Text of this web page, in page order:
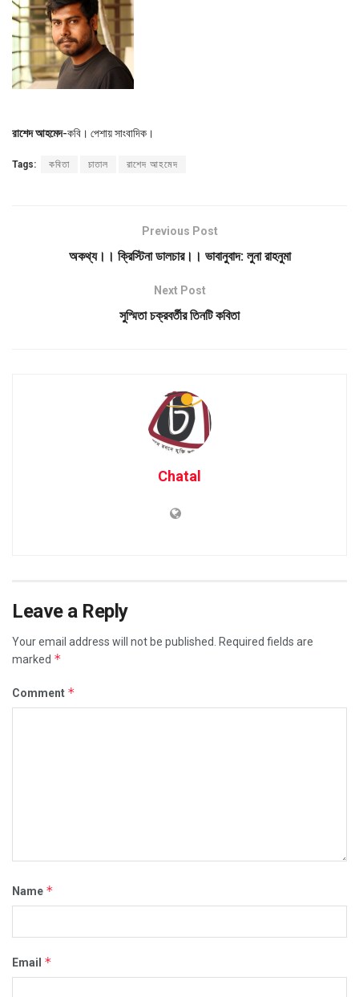
রাশেদ আহমেদ-কবি। পেশায় সাংবাদিক।
Tags: কবিতা চাতাল রাশেদ আহমেদ
Previous Post
অকথ্য।। ক্রিস্টিনা ডালচার।। ভাবানুবাদ: লুনা রাহনুমা
Next Post
সুস্মিতা চক্রবর্তীর তিনটি কবিতা
Chatal
Leave a Reply
Your email address will not be published.
Required fields are
marked *
Comment *
Name *
Email *